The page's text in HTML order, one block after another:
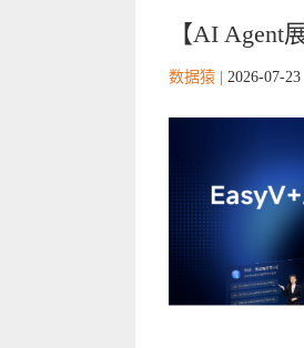
【AI
数据猿 2026-07-23